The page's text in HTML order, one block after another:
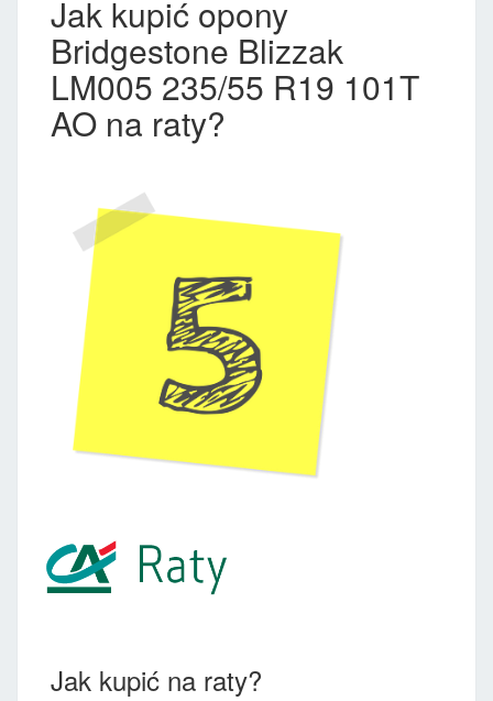
Jak kupić opony
Bridgestone Blizzak
LM005 235/55 R19 101T
AO na raty?
Jak kupić na raty?